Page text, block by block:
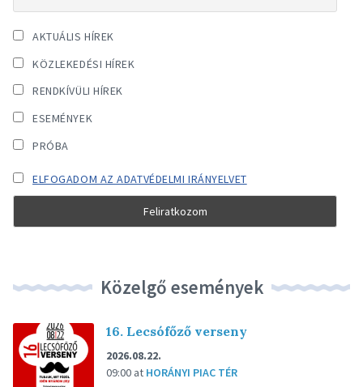
AKTUÁLIS HÍREK
KÖZLEKEDÉSI HÍREK
RENDKÍVÜLI HÍREK
ESEMÉNYEK
PRÓBA
ELFOGADOM AZ ADATVÉDELMI IRÁNYELVET
Közelgő események
16. Lecsófőző verseny
2026.08.22.
09:00 at HORÁNYI PIAC TÉR